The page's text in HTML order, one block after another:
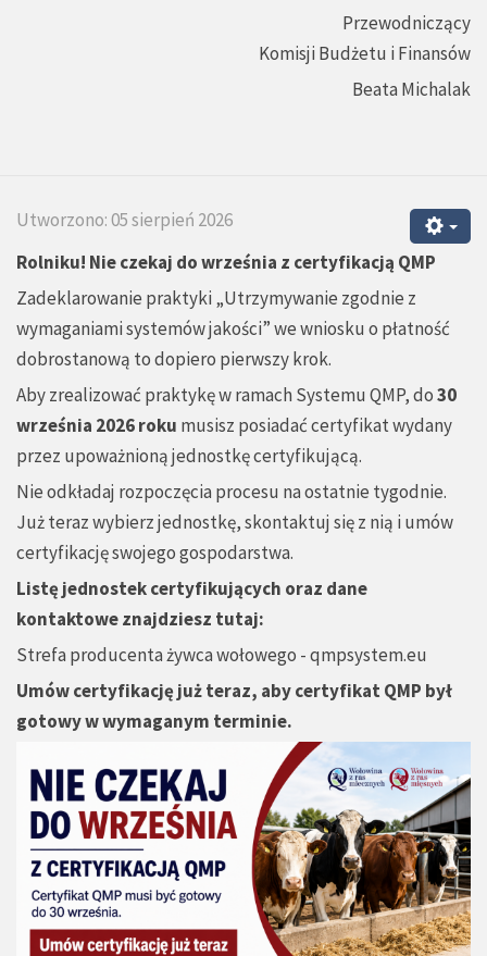
Przewodniczący
Komisji Budżetu i Finansów
Beata Michalak
Utworzono: 05 sierpień 2026
Rolniku! Nie czekaj do września z certyfikacją QMP
Zadeklarowanie praktyki „Utrzymywanie zgodnie z
wymaganiami systemów jakości” we wniosku o płatność
dobrostanową to dopiero pierwszy krok.
Aby zrealizować praktykę w ramach Systemu QMP, do30
września 2026 roku musisz posiadać certyfikat wydany
przez upoważnioną jednostkę certyfikującą.
Nie odkładaj rozpoczęcia procesu na ostatnie tygodnie.
Już teraz wybierz jednostkę, skontaktuj się z nią i umów
certyfikację swojego gospodarstwa.
Listę jednostek certyfikujących oraz dane
kontaktowe znajdziesz tutaj:
Strefa producenta żywca wołowego - qmpsystem.eu
Umów certyfikację już teraz, aby certyfikat QMP był
gotowy w wymaganym terminie.